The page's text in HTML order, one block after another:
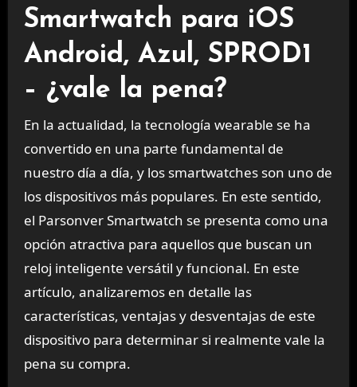
Smartwatch para iOS
Android, Azul, SPROD1
– ¿vale la pena?
En la actualidad, la tecnología wearable se ha
convertido en una parte fundamental de
nuestro día a día, y los smartwatches son uno de
los dispositivos más populares. En este sentido,
el Parsonver Smartwatch se presenta como una
opción atractiva para aquellos que buscan un
reloj inteligente versátil y funcional. En este
artículo, analizaremos en detalle las
características, ventajas y desventajas de este
dispositivo para determinar si realmente vale la
pena su compra.